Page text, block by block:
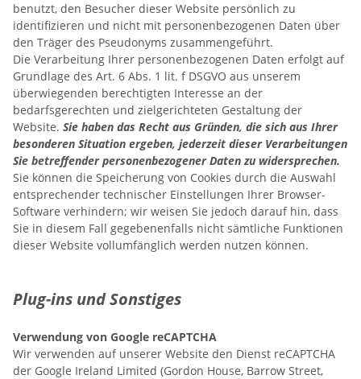
benutzt, den Besucher dieser Website persönlich zu
identifizieren und nicht mit personenbezogenen Daten über
den Träger des Pseudonyms zusammengeführt.
Die Verarbeitung Ihrer personenbezogenen Daten erfolgt auf
Grundlage des Art. 6 Abs. 1 lit. f DSGVO aus unserem
überwiegenden berechtigten Interesse an der
bedarfsgerechten und zielgerichteten Gestaltung der
Website. Sie haben das Recht aus Gründen, die sich aus Ihrer
besonderen Situation ergeben, jederzeit dieser Verarbeitungen
Sie betreffender personenbezogener Daten zu widersprechen.
Sie können die Speicherung von Cookies durch die Auswahl
entsprechender technischer Einstellungen Ihrer Browser-
Software verhindern; wir weisen Sie jedoch darauf hin, dass
Sie in diesem Fall gegebenenfalls nicht sämtliche Funktionen
dieser Website vollumfänglich werden nutzen können.
Plug-ins und Sonstiges
Verwendung von Google reCAPTCHA
Wir verwenden auf unserer Website den Dienst reCAPTCHA
der Google Ireland Limited (Gordon House, Barrow Street,